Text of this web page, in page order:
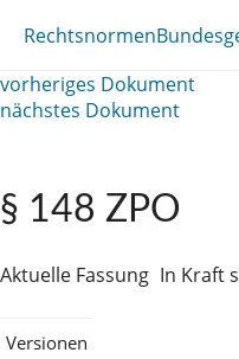
Rechtsnormen
vorheriges Dokument
nächstes Dokument
§ 148 ZPO
Aktuelle Fassung In Kraft
Versionen